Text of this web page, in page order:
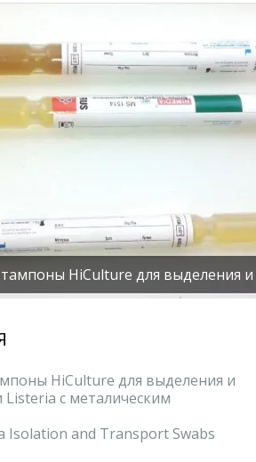
HiCulture для выделения
HiCulture для выделения и
с металическим
Isolation and Transport Swabs